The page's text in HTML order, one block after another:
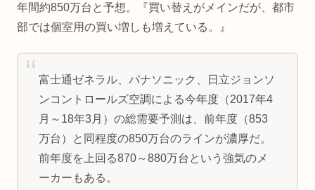
年間約850万台と予想。『買い替えがメインだが、都市
部では個室用の買い増しも増えている。』
富士通ゼネラル、パナソニック、日立ジョンソ
ンコントロールズ空調による今年度（2017年4
月～18年3月）の総需要予測は、前年度（853
万台）と同程度の850万台のラインが濃厚だ。
前年度を上回る870～880万台という強気のメ
ーカーもある。